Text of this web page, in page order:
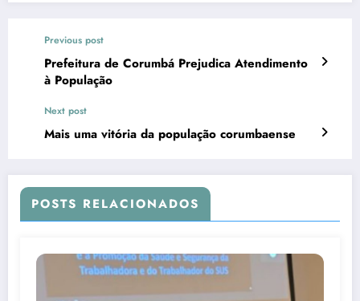
Previous post
Prefeitura de Corumbá Prejudica Atendimento
à População
Next post
Mais uma vitória da população corumbaense
POSTS RELACIONADOS